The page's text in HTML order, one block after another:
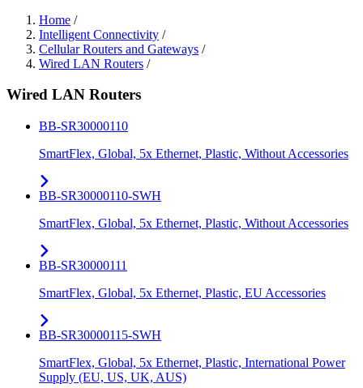
Home /
Intelligent Connectivity /
Cellular Routers and Gateways /
Wired LAN Routers /
Wired LAN Routers
BB-SR30000110
SmartFlex, Global, 5x Ethernet, Plastic, Without Accessories
BB-SR30000110-SWH
SmartFlex, Global, 5x Ethernet, Plastic, Without Accessories
BB-SR30000111
SmartFlex, Global, 5x Ethernet, Plastic, EU Accessories
BB-SR30000115-SWH
SmartFlex, Global, 5x Ethernet, Plastic, International Power
Supply (EU, US, UK, AUS)